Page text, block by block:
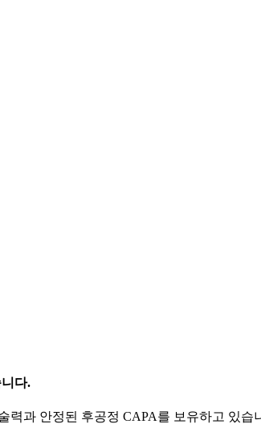
다.
력과 안정된 후공정 CAPA를 보유하고 있습